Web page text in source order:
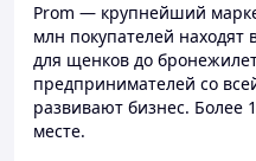
Prom — крупнейший
млн покупателей
для щенков до
предпринимателей со
развивают бизнес. Более
месте.